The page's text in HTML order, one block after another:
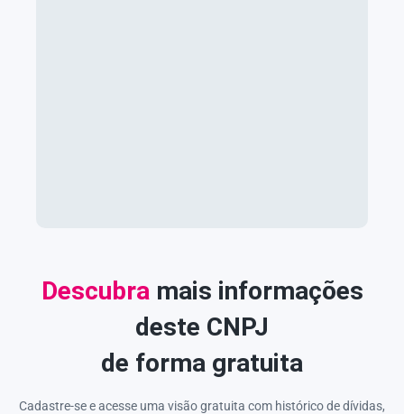
Descubra mais informações
deste CNPJ
de forma gratuita
Cadastre-se e acesse uma visão gratuita com histórico de dívidas,